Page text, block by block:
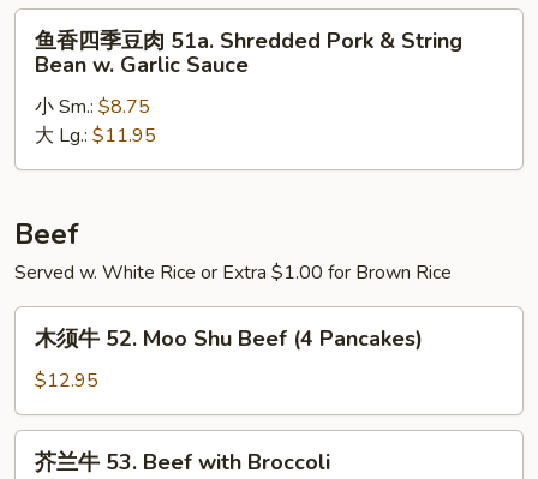
and
Sour
Pork
肉
Shredded
&
String
Bean
Garlic
Sauce
鱼香四季豆肉 51a. Shredded Pork & String
Bean w. Garlic Sauce
小 Sm.: $8.75
大 Lg.: $11.95
Beef
Served w. White Rice or Extra $1.00 for Brown Rice
52.
Moo
Shu
木须牛 52. Moo Shu Beef (4 Pancakes)
$12.95
芥兰牛 53. Beef with Broccoli